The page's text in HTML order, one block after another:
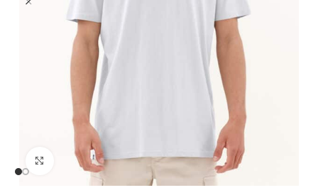
Click to enlarge